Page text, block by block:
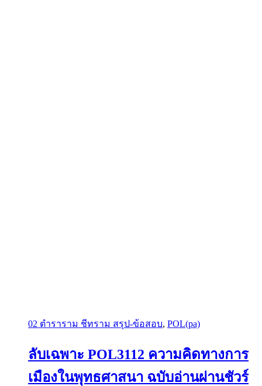
02 ตำราราม ชีทราม สรุป-ข้อสอบ, POL(pa)
ลับเฉพาะ POL3112 ความคิดทางการ
เมืองในพุทธศาสนา ฉบับอ่านผ่านชัวร์